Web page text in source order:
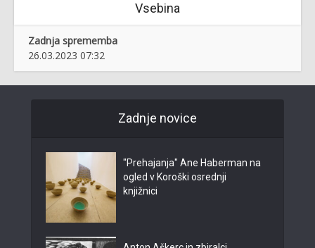
Vsebina
Zadnja sprememba
26.03.2023 07:32
Zadnje novice
"Prehajanja" Ane Haberman na
ogled v Koroški osrednji
knjižnici